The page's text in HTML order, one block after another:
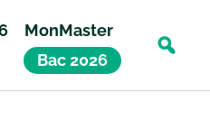
MonMaster
Bac 2026